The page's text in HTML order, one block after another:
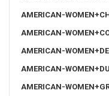
AMERICAN-
AMERICAN-
AMERICAN-
AMERICAN-
AMERICAN-